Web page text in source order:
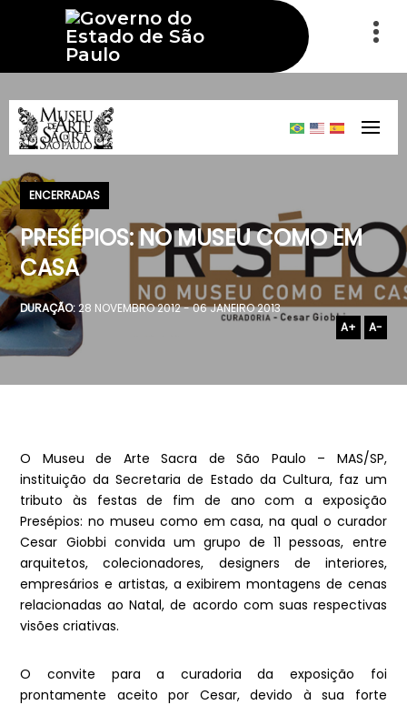
ENCERRADAS
PRESÉPIOS: NO MUSEU COMO EM
CASA
DURAÇÃO:28 NOVEMBRO 2012 - 06 JANEIRO 2013
A+
A-
O Museu de Arte Sacra de São Paulo – MAS/SP,
instituição da Secretaria de Estado da Cultura, faz um
tributo às festas de fim de ano com a exposição
Presépios: no museu como em casa, na qual o curador
Cesar Giobbi convida um grupo de 11 pessoas, entre
arquitetos, colecionadores, designers de interiores,
empresários e artistas, a exibirem montagens de cenas
relacionadas ao Natal, de acordo com suas respectivas
visões criativas.
O convite para a curadoria da exposição foi
prontamente aceito por Cesar, devido à sua forte